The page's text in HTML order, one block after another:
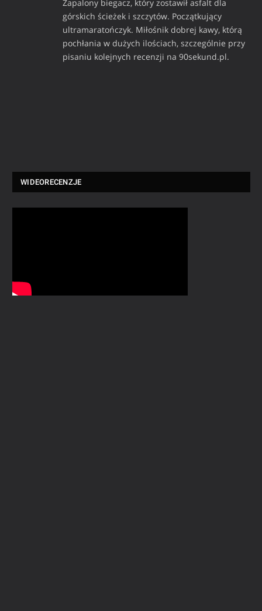
Zapalony biegacz, który zostawił asfalt dla
górskich ścieżek i szczytów. Początkujący
ultramaratończyk. Miłośnik dobrej kawy, którą
pochłania w dużych ilościach, szczególnie przy
pisaniu kolejnych recenzji na 90sekund.pl.
WIDEORECENZJE